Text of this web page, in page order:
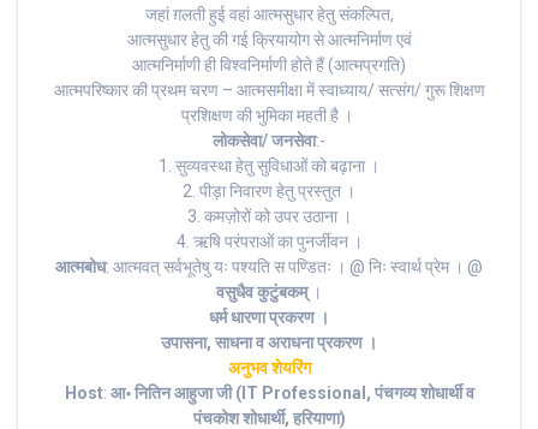
जहां ग़लती हुई वहां आत्मसुधार हेतु संकल्पित,
आत्मसुधार हेतु की गई क्रियायोग से आत्मनिर्माण एवं
आत्मनिर्माणी ही विश्वनिर्माणी होते हैं (आत्मप्रगति)
आत्मपरिष्कार की प्रथम चरण – आत्मसमीक्षा में स्वाध्याय/ सत्संग/ गुरू शिक्षण
प्रशिक्षण की भुमिका महती है ।
लोकसेवा/ जनसेवा:-
1. सुव्यवस्था हेतु सुविधाओं को बढ़ाना ।
2. पीड़ा निवारण हेतु प्रस्तुत ।
3. कमज़ोरों को उपर उठाना ।
4. ऋषि परंपराओं का पुनर्जीवन ।
आत्मबोध: आत्मवत् सर्वभूतेषु यः पश्यति स पण्डितः । @ निः स्वार्थ प्रेम । @
वसुधैव कुटुंबकम्।
धर्म धारणा प्रकरण ।
उपासना, साधना व अराधना प्रकरण ।
अनुभव शेयरिंग
Host: आ॰ नितिन आहुजा जी (IT Professional, पंचगव्य शोधार्थी व
पंचकोश शोधार्थी, हरियाणा)